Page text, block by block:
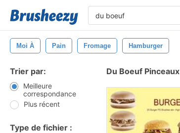
Moi À Pain Fromage Hamburger
Trier par:
Meilleure
correspondance
Plus récent
Type de fichier :
Du Boeuf Pinceaux